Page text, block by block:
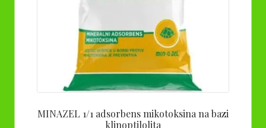
MINAZEL 1/1 adsorbens mikotoksina na bazi
klinoptilolita